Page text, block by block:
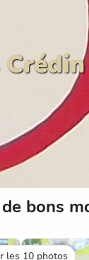
bons
les 10 photos